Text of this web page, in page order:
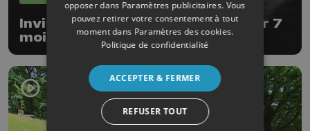
Invité Jonas Gerckens : retour sur 7
mois de navigation au Globe40
opposer dans Paramètres publicitaires. Vous
pouvez retirer votre consentement à tout
moment dans Paramètres des cookies.
Politique de confidentialité
ACCEPTER & FERMER
REFUSER TOUT